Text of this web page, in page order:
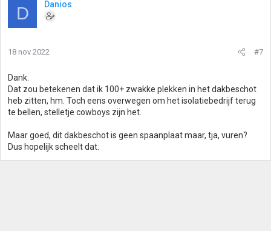
D Danios
18 nov 2022 #7
Dank.
Dat zou betekenen dat ik 100+ zwakke plekken in het dakbeschot
heb zitten, hm. Toch eens overwegen om het isolatiebedrijf terug
te bellen, stelletje cowboys zijn het.
Maar goed, dit dakbeschot is geen spaanplaat maar, tja, vuren?
Dus hopelijk scheelt dat.